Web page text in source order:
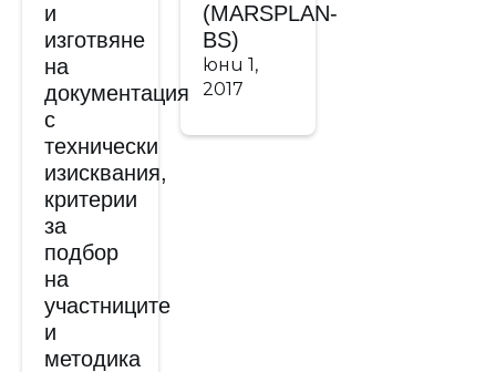
и
изготвяне
на
документация
с
технически
изисквания,
критерии
за
подбор
на
участниците
и
методика
(MARSPLAN-
BS)
юни 1,
2017